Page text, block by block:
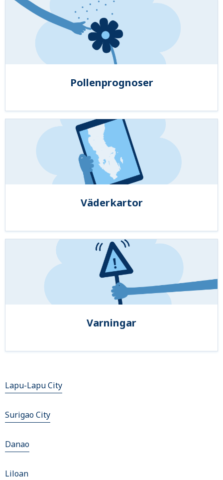
Pollenprognoser
Väderkartor
Varningar
Lapu-Lapu City
Surigao City
Danao
Liloan